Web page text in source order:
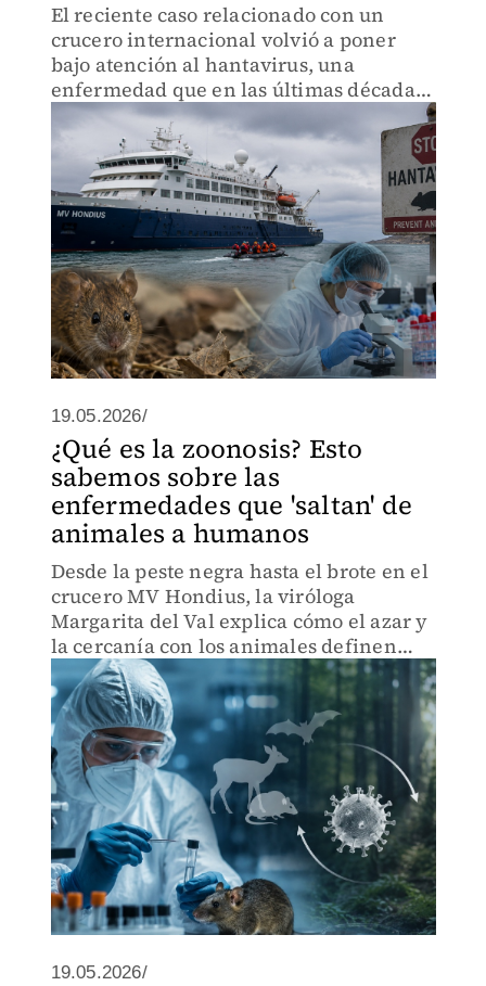
El reciente caso relacionado con un
crucero internacional volvió a poner
bajo atención al hantavirus, una
enfermedad que en las últimas décadas
ha registrado brotes y contagios en
distintos países del mundo,
principalmente en América.
19.05.2026/
¿Qué es la zoonosis? Esto
sabemos sobre las
enfermedades que 'saltan' de
animales a humanos
Desde la peste negra hasta el brote en el
crucero MV Hondius, la viróloga
Margarita del Val explica cómo el azar y
la cercanía con los animales definen
estas amenazas biológicas.
19.05.2026/